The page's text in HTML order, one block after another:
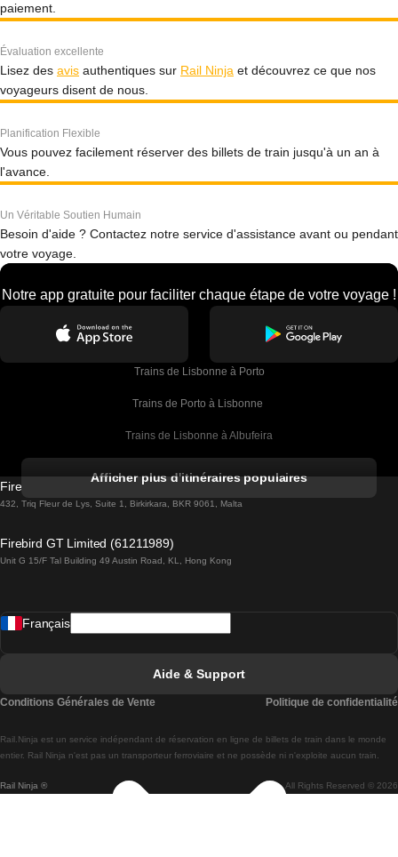
paiement.
Évaluation excellente
Lisez des avis authentiques sur Rail Ninja et découvrez ce que nos
voyageurs disent de nous.
Planification Flexible
Vous pouvez facilement réserver des billets de train jusqu'à un an à
l'avance.
Un Véritable Soutien Humain
Besoin d'aide ? Contactez notre service d'assistance avant ou pendant
votre voyage.
Notre app gratuite pour faciliter chaque étape de votre voyage !
Trains de Lisbonne à Porto
Trains de Porto à Lisbonne
Trains de Lisbonne à Albufeira
Trains de Lisbonne à Lagos
Trains de Lisbonne à Madrid
Trains de Lisbonne à Braga
Trains de Braga à Lisbonne
Afficher plus d'itinéraires populaires
Firebird GT Limited (OC 1451)
432, Triq Fleur de Lys, Suite 1, Birkirkara, BKR 9061, Malta
Firebird GT Limited (61211989)
Unit G 15/F Tal Building 49 Austin Road, KL, Hong Kong
Rail Ninja ® All Rights Reserved © 2026
Rail.Ninja est un service indépendant de réservation en ligne de billets de train dans le monde
entier. Rail Ninja n'est pas un transporteur ferroviaire et ne possède ni n'exploite aucun train.
Français
Aide & Support
Conditions Générales de Vente Politique de confidentialité